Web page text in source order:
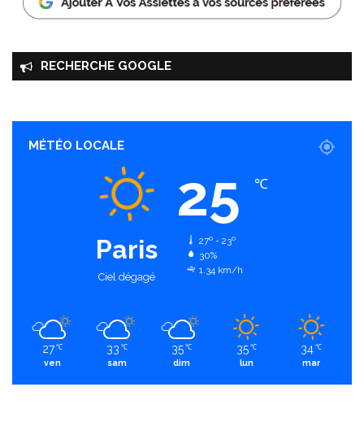
RECHERCHE GOOGLE
MÉTÉO LOCALE
Paris
Ciel dégagé
25 ℃
27º - 23º
30%
1.34 km/h
27 ℃
ven
33 ℃
sam
35 ℃
dim
35 ℃
lun
34 ℃
mar